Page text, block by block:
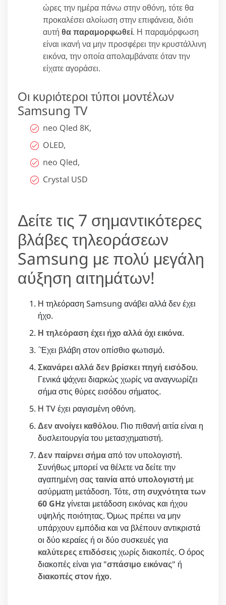
ώρες την ημέρα πάνω στην οθόνη, τότε θα
προκαλέσει αλοίωση στην επιφάνεια, διότι
αυτή θα παραμορφωθεί. Η παραμόρφωση
είναι ικανή να μην προσφέρει την κρυστάλλινη
εικόνα, την οποία απολαμβάνατε όταν την
είχατε αγοράσει.
Οι κυριότεροι τύποι μοντέλων
Samsung TV
neo Qled 8K,
OLED,
neo Qled,
Crystal USD
Δείτε τις 7 σημαντικότερες
βλάβες τηλεοράσεων
Samsung με πολύ μεγάλη
αύξηση αιτημάτων!
Η τηλεόραση Samsung ανάβει αλλά δεν έχει
ήχο.
Η τηλεόραση έχει ήχο αλλά όχι εικόνα.
΄Έχει βλάβη στον οπίσθιο φωτισμό.
Σκανάρει αλλά δεν βρίσκει πηγή εισόδου.
Γενικά ψάχνει διαρκώς χωρίς να αναγνωρίζει
σήμα στις θύρες εισόδου σήματος.
Η TV έχει ραγισμένη οθόνη.
Δεν ανοίγει καθόλου. Πιο πιθανή αιτία είναι η
δυσλειτουργία του μετασχηματιστή.
Δεν παίρνει σήμααπό τον υπολογιστή.
Συνήθως μπορεί να θέλετε να δείτε την
αγαπημένη σας ταινία από υπολογιστή με
ασύρματη μετάδοση. Τότε, στη συχνότητα των
60 GHzγίνεται μετάδοση εικόνας και ήχου
υψηλής ποιότητας. Όμως πρέπει να μην
υπάρχουν εμπόδια και να βλέπουν αντικριστά
οι δύο κεραίες ή οι δύο συσκευές για
καλύτερες επιδόσειςχωρίς διακοπές. Ο όρος
διακοπές είναι για "σπάσιμο εικόνας" ή
διακοπές στον ήχο.